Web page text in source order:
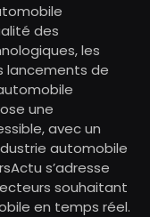
des
les
lancements de
une
avec un
automobile
s’adresse
souhaitant
en temps réel.